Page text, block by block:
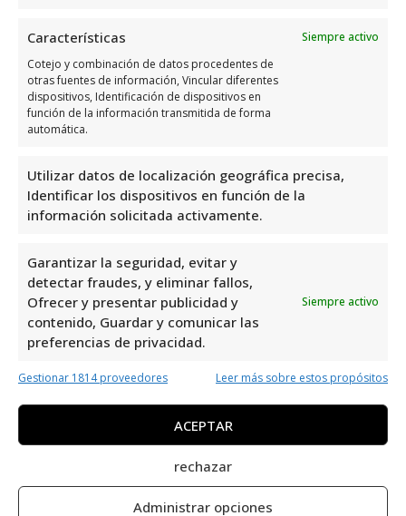
Características
Siempre activo
Cotejo y combinación de datos procedentes de
otras fuentes de información, Vincular diferentes
dispositivos, Identificación de dispositivos en
función de la información transmitida de forma
automática.
Utilizar datos de localización geográfica precisa,
Identificar los dispositivos en función de la
información solicitada activamente.
Garantizar la seguridad, evitar y
detectar fraudes, y eliminar fallos,
Ofrecer y presentar publicidad y
contenido, Guardar y comunicar las
preferencias de privacidad.
Siempre activo
Gestionar 1814 proveedores Leer más sobre estos propósitos
ACEPTAR
rechazar
Administrar opciones
Horario de atención de Cajero
Euro Automatic Cash
Días Horario
Lunes
Abierto 24 horas
Miércoles
Abierto 24 horas
Jueves
Abierto 24 horas
Viernes
Abierto 24 horas
Domingo
Abierto 24 horas
Opiniones y información
adicional sobre Cajero Euro
Automatic Cash